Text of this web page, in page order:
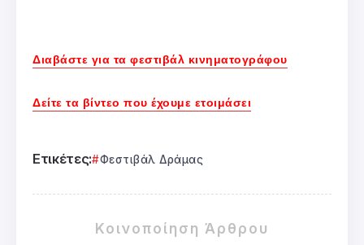
Διαβάστε για τα φεστιβάλ κινηματογράφου
Δείτε τα βίντεο που έχουμε ετοιμάσει
Ετικέτες: Φεστιβάλ Δράμας
Κοινοποίηση Άρθρου